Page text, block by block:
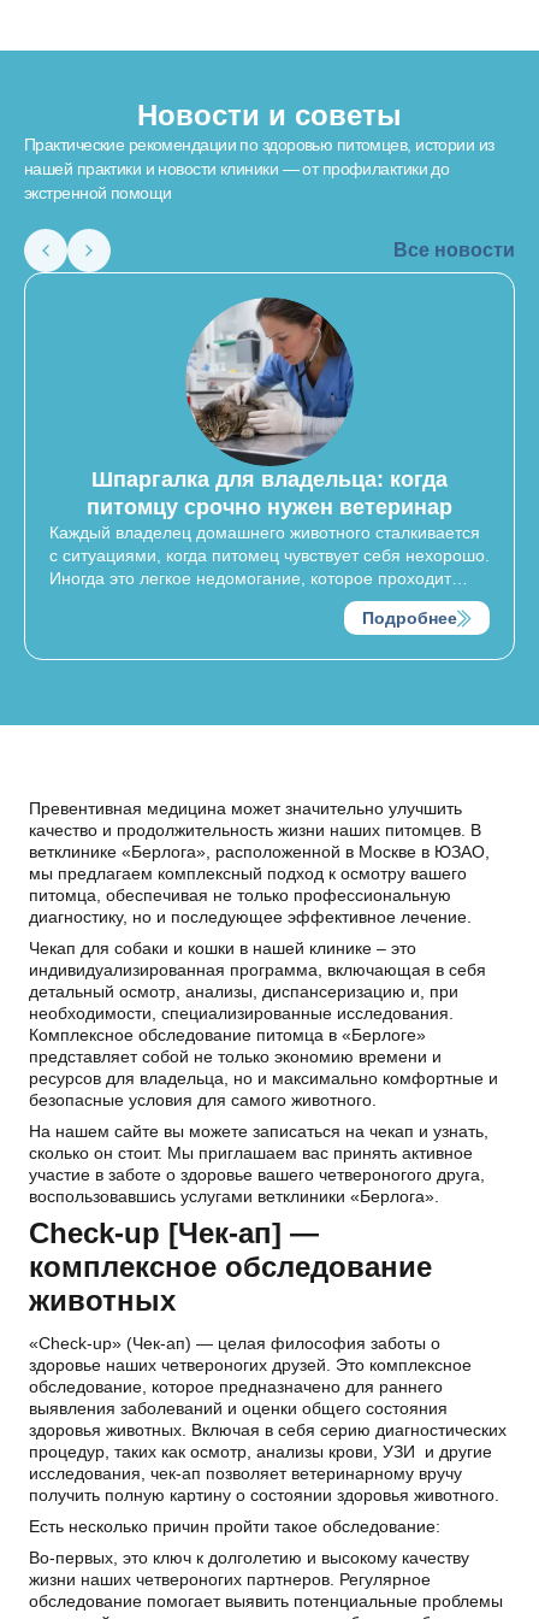
Новости и советы
Практические рекомендации по здоровью питомцев, истории из
нашей практики и новости клиники — от профилактики до
экстренной помощи
Все новости
Шпаргалка для владельца: когда
питомцу срочно нужен ветеринар
Каждый владелец домашнего животного сталкивается
с ситуациями, когда питомец чувствует себя нехорошо.
Иногда это легкое недомогание, которое проходит
само, но бывают состояния, при которых домашнее
самолечение или ожидание «до завтра» может стоить
Подробнее
Превентивная медицина может значительно улучшить
качество и продолжительность жизни наших питомцев. В
ветклинике «Берлога», расположенной в Москве в ЮЗАО,
мы предлагаем комплексный подход к осмотру вашего
питомца, обеспечивая не только профессиональную
диагностику, но и последующее эффективное лечение.
Чекап для собаки и кошки в нашей клинике – это
индивидуализированная программа, включающая в себя
детальный осмотр, анализы, диспансеризацию и, при
необходимости, специализированные исследования.
Комплексное обследование питомца в «Берлоге»
представляет собой не только экономию времени и
ресурсов для владельца, но и максимально комфортные и
безопасные условия для самого животного.
На нашем сайте вы можете записаться на чекап и узнать,
сколько он стоит. Мы приглашаем вас принять активное
участие в заботе о здоровье вашего четвероногого друга,
воспользовавшись услугами ветклиники «Берлога».
Check-up [Чек-ап] —
комплексное обследование
животных
«Check-up» (Чек-ап) — целая философия заботы о
здоровье наших четвероногих друзей. Это комплексное
обследование, которое предназначено для раннего
выявления заболеваний и оценки общего состояния
здоровья животных. Включая в себя серию диагностических
процедур, таких как осмотр, анализы крови, УЗИ и другие
исследования, чек-ап позволяет ветеринарному вручу
получить полную картину о состоянии здоровья животного.
Есть несколько причин пройти такое обследование:
Во-первых, это ключ к долголетию и высокому качеству
жизни наших четвероногих партнеров. Регулярное
обследование помогает выявить потенциальные проблемы